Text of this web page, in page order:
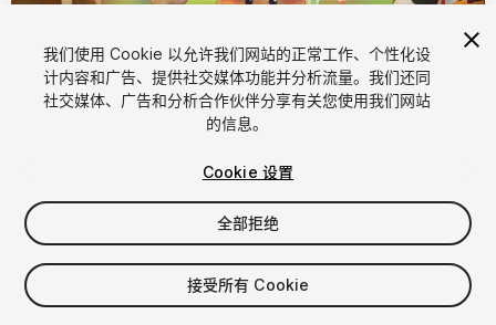
1/12
$167
增值税将在结算时计算
我们使用 Cookie 以允许我们网站的正常工作、个性化设
计内容和广告、提供社交媒体功能并分析流量。我们还同
社交媒体、广告和分析合作伙伴分享有关您使用我们网站
的信息。
Cookie 设置
全部拒绝
接受所有 Cookie